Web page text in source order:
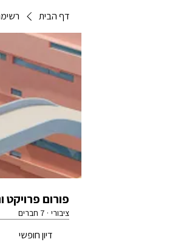
דף הבית
פורום פרויקט
ציבורי · 7 חברים
דיון חופשי